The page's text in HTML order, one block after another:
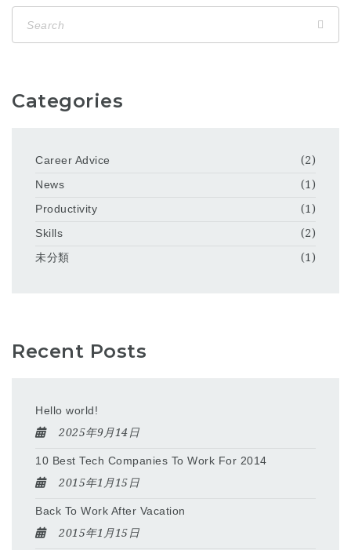
Categories
Career Advice
(2)
News
(1)
Productivity
(1)
Skills
(2)
未分類
(1)
Recent Posts
Hello world!
2025年9月14日
10 Best Tech Companies To Work For 2014
2015年1月15日
Back To Work After Vacation
2015年1月15日